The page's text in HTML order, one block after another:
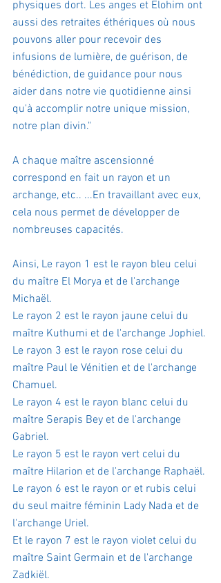
physiques dort. Les anges et Elohim ont
aussi des retraites éthériques où nous
pouvons aller pour recevoir des
infusions de lumière, de guérison, de
bénédiction, de guidance pour nous
aider dans notre vie quotidienne ainsi
qu'à accomplir notre unique mission,
notre plan divin."
A chaque maître ascensionné
correspond en fait un rayon et un
archange, etc.. ...En travaillant avec eux,
cela nous permet de développer de
nombreuses capacités.
Ainsi, Le rayon 1 est le rayon bleu celui
du maître El Morya et de l'archange
Michaël.
Le rayon 2 est le rayon jaune celui du
maître Kuthumi et de l'archange Jophiel.
Le rayon 3 est le rayon rose celui du
maître Paul le Vénitien et de l'archange
Chamuel.
Le rayon 4 est le rayon blanc celui du
maître Serapis Bey et de l'archange
Gabriel.
Le rayon 5 est le rayon vert celui du
maître Hilarion et de l'archange Raphaël.
Le rayon 6 est le rayon or et rubis celui
du seul maitre féminin Lady Nada et de
l'archange Uriel.
Et le rayon 7 est le rayon violet celui du
maître Saint Germain et de l'archange
Zadkiël.